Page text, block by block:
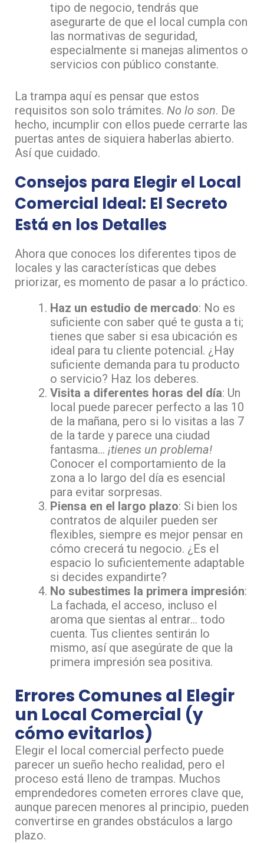
tipo de negocio, tendrás que
asegurarte de que el local cumpla con
las normativas de seguridad,
especialmente si manejas alimentos o
servicios con público constante.
La trampa aquí es pensar que estos
requisitos son solo trámites. No lo son. De
hecho, incumplir con ellos puede cerrarte las
puertas antes de siquiera haberlas abierto.
Así que cuidado.
Consejos para Elegir el Local
Comercial Ideal: El Secreto
Está en los Detalles
Ahora que conoces los diferentes tipos de
locales y las características que debes
priorizar, es momento de pasar a lo práctico.
Haz un estudio de mercado: No es
suficiente con saber qué te gusta a ti;
tienes que saber si esa ubicación es
ideal para tu cliente potencial. ¿Hay
suficiente demanda para tu producto
o servicio? Haz los deberes.
Visita a diferentes horas del día: Un
local puede parecer perfecto a las 10
de la mañana, pero si lo visitas a las 7
de la tarde y parece una ciudad
fantasma… ¡tienes un problema!
Conocer el comportamiento de la
zona a lo largo del día es esencial
para evitar sorpresas.
Piensa en el largo plazo: Si bien los
contratos de alquiler pueden ser
flexibles, siempre es mejor pensar en
cómo crecerá tu negocio. ¿Es el
espacio lo suficientemente adaptable
si decides expandirte?
No subestimes la primera impresión:
La fachada, el acceso, incluso el
aroma que sientas al entrar… todo
cuenta. Tus clientes sentirán lo
mismo, así que asegúrate de que la
primera impresión sea positiva.
Errores Comunes al Elegir
un Local Comercial (y
cómo evitarlos)
Elegir el local comercial perfecto puede
parecer un sueño hecho realidad, pero el
proceso está lleno de trampas. Muchos
emprendedores cometen errores clave que,
aunque parecen menores al principio, pueden
convertirse en grandes obstáculos a largo
plazo.